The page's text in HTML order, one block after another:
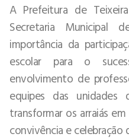
A Prefeitura de
Secretaria Municipal
importância da
escolar para o
envolvimento de
equipes das unidades
transformar os arraiás
convivência e celebração